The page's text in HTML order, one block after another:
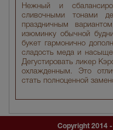
Нежный и
сливочными тонами
праздничным
изюминку обычной
букет гармонично
сладость меда и
Дегустировать ликер
охлажденным. Это
стать полноценной
Copyright 2014